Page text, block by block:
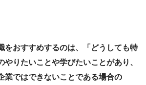
をおすすめするのは、「どうしても特
やりたいことや学びたいことがあり、
業ではできないことである場合の